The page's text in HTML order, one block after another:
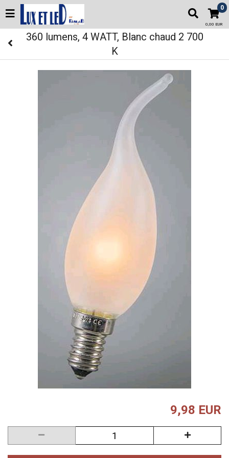
0
0,00 EUR
360 lumens, 4 WATT, Blanc chaud 2 700
K
9,98 EUR